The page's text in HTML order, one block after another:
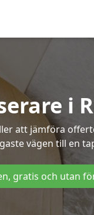
i
att jämföra
vägen till en
gratis och utan